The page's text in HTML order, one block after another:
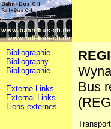
Bibliographie
Bibliography
Bibliographie
Externe Links
External Links
Liens externes
Bus